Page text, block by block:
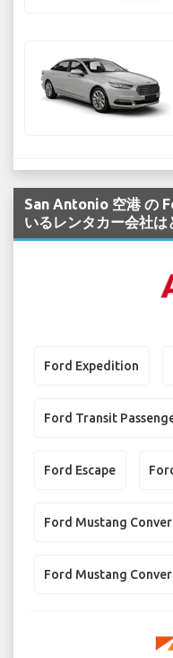
San Antonio 空港 の
いるレンタカー会社は
Ford Expedition
Ford Transit
Ford Escape
Ford Mustang
Ford Mustang